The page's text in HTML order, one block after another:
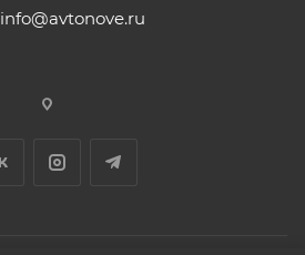
info@avtonove.ru